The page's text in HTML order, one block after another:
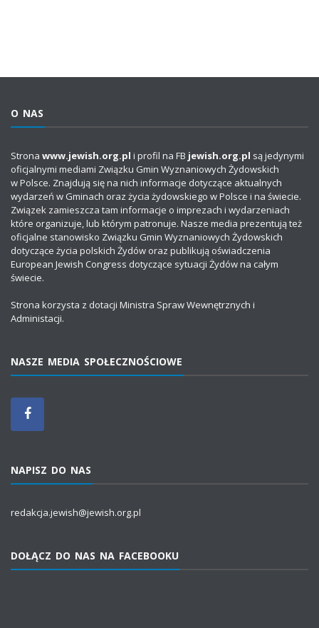
O NAS
Strona www.jewish.org.pl i profil na FB jewish.org.pl są jedynymi
oficjalnymi mediami Związku Gmin Wyznaniowych Żydowskich
w Polsce. Znajdują się na nich informacje dotyczące aktualnych
wydarzeń w Gminach oraz życia żydowskiego w Polsce i na świecie.
Związek zamieszcza tam informacje o imprezach i wydarzeniach
które organizuje, lub którym patronuje. Nasze media prezentują też
oficjalne stanowisko Związku Gmin Wyznaniowych Żydowskich
dotyczące życia polskich Żydów oraz publikują oświadczenia
European Jewish Congress dotyczące sytuacji Żydów na całym
świecie.
Strona korzysta z dotacji Ministra Spraw Wewnętrznych i
Administacji.
NASZE MEDIA SPOŁECZNOŚCIOWE
NAPISZ DO NAS
redakcja.jewish@jewish.org.pl
DOŁĄCZ DO NAS NA FACEBOOKU